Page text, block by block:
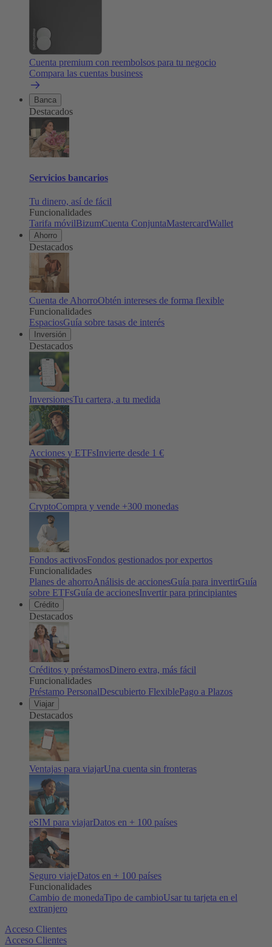
Cuenta premium con reembolsos para tu negocio
Compara las cuentas business
Banca
Destacados
Servicios bancarios
Tu dinero, así de fácil
Funcionalidades
Tarifa móvilBizumCuenta ConjuntaMastercardWallet
Ahorro
Destacados
Cuenta de AhorroObtén intereses de forma flexible
Funcionalidades
EspaciosGuía sobre tasas de interés
Inversión
Destacados
InversionesTu cartera, a tu medida
Acciones y ETFsInvierte desde 1 €
CryptoCompra y vende +300 monedas
Fondos activosFondos gestionados por expertos
Funcionalidades
Planes de ahorroAnálisis de accionesGuía para invertirGuía
sobre ETFsGuía de accionesInvertir para principiantes
Crédito
Destacados
Créditos y préstamosDinero extra, más fácil
Funcionalidades
Préstamo PersonalDescubierto FlexiblePago a Plazos
Viajar
Destacados
Ventajas para viajarUna cuenta sin fronteras
eSIM para viajarDatos en + 100 países
Seguro viajeDatos en + 100 países
Funcionalidades
Cambio de monedaTipo de cambioUsar tu tarjeta en el
extranjero
Acceso Clientes
Acceso Clientes